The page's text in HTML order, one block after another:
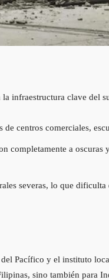
infraestructura clave del
centros comerciales,
completamente a
severas, lo que
Pacífico y el instituto
sino también para